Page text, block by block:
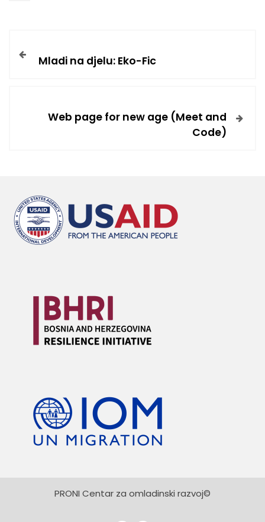
Mladi na djelu: Eko-Fic
Web page for new age (Meet and
Code)
PRONI Centar za omladinski razvoj©